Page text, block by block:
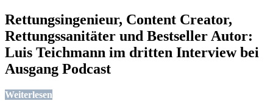
Rettungsingenieur, Content Creator,
Rettungssanitäter und Bestseller Autor:
Luis Teichmann im dritten Interview bei
Ausgang Podcast
Weiterlesen